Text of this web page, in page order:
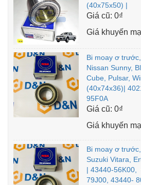
(40x75x50) |
Giá cũ: 0₫
Giá khuyến
Bi moay ơ
Nissan Sunny,
Cube, Pulsar,
(40x74x36)|
95F0A
Giá cũ: 0₫
Giá khuyến
Bi moay ơ
Suzuki Vitara,
| 43440-56K00,
79J00, 43440-